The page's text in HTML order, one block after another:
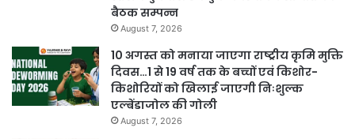
बैठक सम्पन्न
August 7, 2026
10 अगस्त को मनाया जाएगा राष्ट्रीय कृमि मुक्ति
दिवस…1 से 19 वर्ष तक के बच्चों एवं किशोर-
किशोरियों को खिलाई जाएगी निःशुल्क
एल्बेंडाजोल की गोली
August 7, 2026